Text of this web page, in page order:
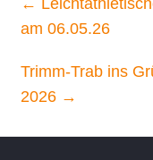
am 06.05.26
Trimm-Trab ins
2026 →